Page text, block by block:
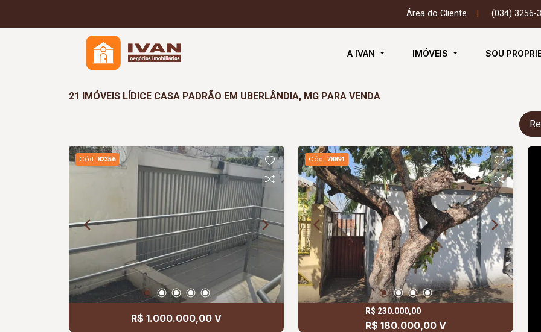
Área do Cliente (034) 3256-
A IVAN IMÓVEIS SOU
21 IMÓVEIS LÍDICE CASA PADRÃO EM UBERLÂNDIA, MG PARA VENDA
Cód. 82356
R$ 1.000.000,00 V
Cód. 78891
R$ 230.000,00
R$ 180.000,00 V